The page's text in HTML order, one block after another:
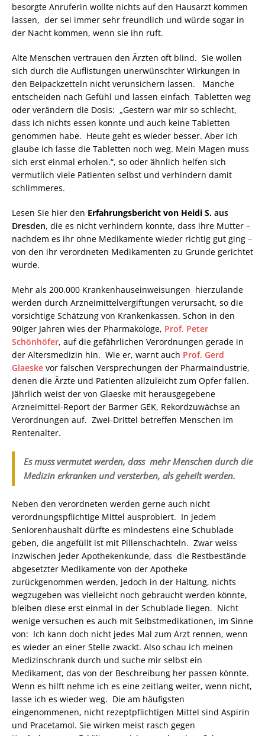
besorgte Anruferin wollte nichts auf den Hausarzt kommen
lassen, der sei immer sehr freundlich und würde sogar in
der Nacht kommen, wenn sie ihn ruft.
Alte Menschen vertrauen den Ärzten oft blind. Sie wollen
sich durch die Auflistungen unerwünschter Wirkungen in
den Beipackzetteln nicht verunsichern lassen. Manche
entscheiden nach Gefühl und lassen einfach Tabletten weg
oder verändern die Dosis: „Gestern war mir so schlecht,
dass ich nichts essen konnte und auch keine Tabletten
genommen habe. Heute geht es wieder besser. Aber ich
glaube ich lasse die Tabletten noch weg. Mein Magen muss
sich erst einmal erholen.“, so oder ähnlich helfen sich
vermutlich viele Patienten selbst und verhindern damit
schlimmeres.
Lesen Sie hier den Erfahrungsbericht von Heidi S. aus
Dresden, die es nicht verhindern konnte, dass ihre Mutter –
nachdem es ihr ohne Medikamente wieder richtig gut ging –
von den ihr verordneten Medikamenten zu Grunde gerichtet
wurde.
Mehr als 200.000 Krankenhauseinweisungen hierzulande
werden durch Arzneimittelvergiftungen verursacht, so die
vorsichtige Schätzung von Krankenkassen. Schon in den
90iger Jahren wies der Pharmakologe, Prof. Peter
Schönhöfer, auf die gefährlichen Verordnungen gerade in
der Altersmedizin hin. Wie er, warnt auch Prof. Gerd
Glaeske vor falschen Versprechungen der Pharmaindustrie,
denen die Ärzte und Patienten allzuleicht zum Opfer fallen.
Jährlich weist der von Glaeske mit herausgegebene
Arzneimittel-Report der Barmer GEK, Rekordzuwächse an
Verordnungen auf. Zwei-Drittel betreffen Menschen im
Rentenalter.
Es muss vermutet werden, dass mehr Menschen durch die
Medizin erkranken und versterben, als geheilt werden.
Neben den verordneten werden gerne auch nicht
verordnungspflichtige Mittel ausprobiert. In jedem
Seniorenhaushalt dürfte es mindestens eine Schublade
geben, die angefüllt ist mit Pillenschachteln. Zwar weiss
inzwischen jeder Apothekenkunde, dass die Restbestände
abgesetzter Medikamente von der Apotheke
zurückgenommen werden, jedoch in der Haltung, nichts
wegzugeben was vielleicht noch gebraucht werden könnte,
bleiben diese erst einmal in der Schublade liegen. Nicht
wenige versuchen es auch mit Selbstmedikationen, im Sinne
von: Ich kann doch nicht jedes Mal zum Arzt rennen, wenn
es wieder an einer Stelle zwackt. Also schau ich meinen
Medizinschrank durch und suche mir selbst ein
Medikament, das von der Beschreibung her passen könnte.
Wenn es hilft nehme ich es eine zeitlang weiter, wenn nicht,
lasse ich es wieder weg. Die am häufigsten
eingenommenen, nicht rezeptpflichtigen Mittel sind Aspirin
und Pracetamol. Sie wirken meist rasch gegen